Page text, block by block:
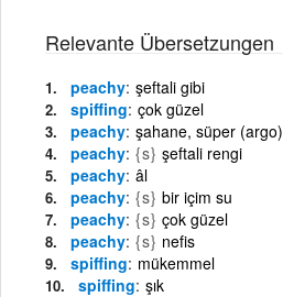
Relevante Übersetzungen
peachy şeftali gibi
spiffing çok güzel
peachy şahane, süper (argo)
peachy {s} şeftali rengi
peachy âl
peachy {s} bir içim su
peachy {s} çok güzel
peachy {s} nefis
spiffing mükemmel
spiffing şık